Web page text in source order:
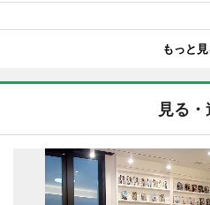
もっと
見る